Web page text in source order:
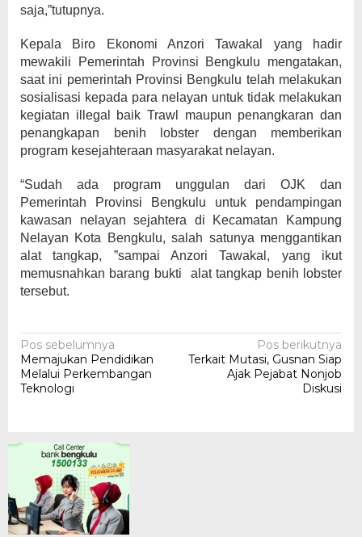
saja,”tutupnya.
Kepala Biro Ekonomi Anzori Tawakal yang hadir
mewakili Pemerintah Provinsi Bengkulu mengatakan,
saat ini pemerintah Provinsi Bengkulu telah melakukan
sosialisasi kepada para nelayan untuk tidak melakukan
kegiatan illegal baik Trawl maupun penangkaran dan
penangkapan benih lobster dengan memberikan
program kesejahteraan masyarakat nelayan.
“Sudah ada program unggulan dari OJK dan
Pemerintah Provinsi Bengkulu untuk pendampingan
kawasan nelayan sejahtera di Kecamatan Kampung
Nelayan Kota Bengkulu, salah satunya menggantikan
alat tangkap, ”sampai Anzori Tawakal, yang ikut
memusnahkan barang bukti alat tangkap benih lobster
tersebut.
Navigasi
pos
Pos sebelumnya
Memajukan Pendidikan
Melalui Perkembangan
Teknologi
Pos berikutnya
Terkait Mutasi, Gusnan Siap
Ajak Pejabat Nonjob
Diskusi